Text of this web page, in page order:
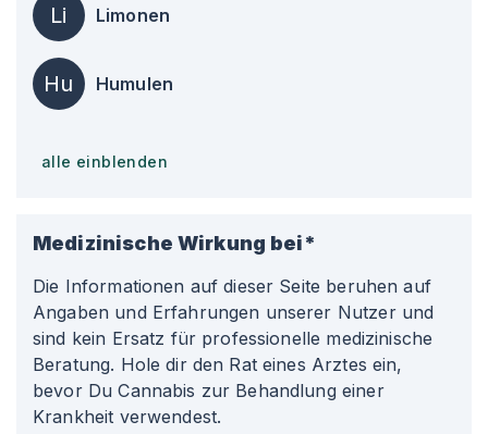
Li Limonen
Hu Humulen
alle einblenden
Medizinische Wirkung bei*
Die Informationen auf dieser Seite beruhen auf
Angaben und Erfahrungen unserer Nutzer und
sind kein Ersatz für professionelle medizinische
Beratung. Hole dir den Rat eines Arztes ein,
bevor Du Cannabis zur Behandlung einer
Krankheit verwendest.